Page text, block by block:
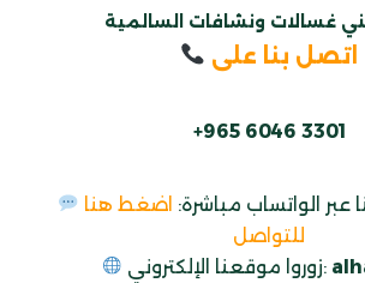
غسالات ونشافات السالمية
اتصل بنا على
+965 6046 3301
عبر الواتساب مباشرة: اضغط هنا
للتواصل
زوروا موقعنا الإلكتروني: